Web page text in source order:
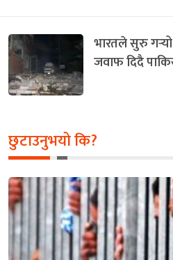
भारतले सुरु
जवाफ दिदै
छुटाउनुभयो कि?